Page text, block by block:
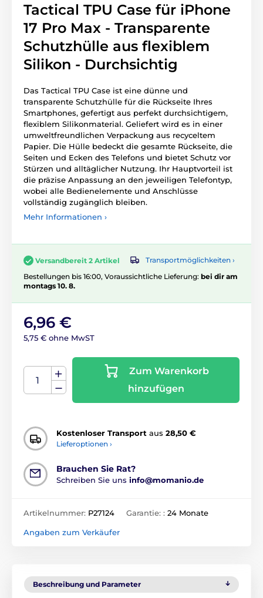
Tactical TPU Case für iPhone
17 Pro Max - Transparente
Schutzhülle aus flexiblem
Silikon - Durchsichtig
Das Tactical TPU Case ist eine dünne und
transparente Schutzhülle für die Rückseite Ihres
Smartphones, gefertigt aus perfekt durchsichtigem,
flexiblem Silikonmaterial. Geliefert wird es in einer
umweltfreundlichen Verpackung aus recyceltem
Papier. Die Hülle bedeckt die gesamte Rückseite, die
Seiten und Ecken des Telefons und bietet Schutz vor
Stürzen und alltäglicher Nutzung. Ihr Hauptvorteil ist
die präzise Anpassung an den jeweiligen Telefontyp,
wobei alle Bedienelemente und Anschlüsse
vollständig zugänglich bleiben.
Mehr Informationen ›
Versandbereit 2 Artikel
Transportmöglichkeiten ›
Bestellungen bis 16:00, Voraussichtliche Lieferung: bei dir am
montags 10. 8.
6,96 €
5,75 € ohne MwST
Zum Warenkorb
hinzufügen
Kostenloser Transport aus 28,50 €
Lieferoptionen ›
Brauchen Sie Rat?
Schreiben Sie uns info@momanio.de
Artikelnummer: P27124 Garantie: : 24 Monate
Angaben zum Verkäufer
Beschreibung und Parameter